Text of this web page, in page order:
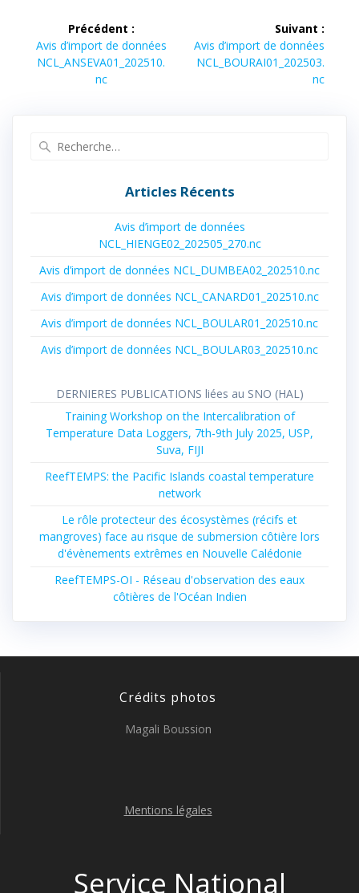
Navigation
de
l’article
Précédent :
Article
précédent :
Avis d’import de données
NCL_ANSEVA01_202510.
nc
Suivant :
Article
suivant :
Avis d’import de données
NCL_BOURAI01_202503.
nc
Articles Récents
Avis d’import de données
NCL_HIENGE02_202505_270.nc
Avis d’import de données NCL_DUMBEA02_202510.nc
Avis d’import de données NCL_CANARD01_202510.nc
Avis d’import de données NCL_BOULAR01_202510.nc
Avis d’import de données NCL_BOULAR03_202510.nc
DERNIERES PUBLICATIONS liées au SNO (HAL)
Training Workshop on the Intercalibration of
Temperature Data Loggers, 7th-9th July 2025, USP,
Suva, FIJI
ReefTEMPS: the Pacific Islands coastal temperature
network
Le rôle protecteur des écosystèmes (récifs et
mangroves) face au risque de submersion côtière lors
d'évènements extrêmes en Nouvelle Calédonie
ReefTEMPS-OI - Réseau d'observation des eaux
côtières de l'Océan Indien
Crédits photos
Magali Boussion
Mentions légales
Service National